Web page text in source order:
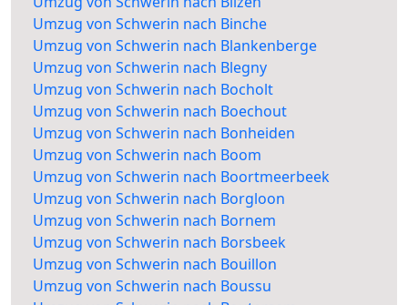
Umzug von Schwerin nach Binche
Umzug von Schwerin nach Blankenberge
Umzug von Schwerin nach Blegny
Umzug von Schwerin nach Bocholt
Umzug von Schwerin nach Boechout
Umzug von Schwerin nach Bonheiden
Umzug von Schwerin nach Boom
Umzug von Schwerin nach Boortmeerbeek
Umzug von Schwerin nach Borgloon
Umzug von Schwerin nach Bornem
Umzug von Schwerin nach Borsbeek
Umzug von Schwerin nach Bouillon
Umzug von Schwerin nach Boussu